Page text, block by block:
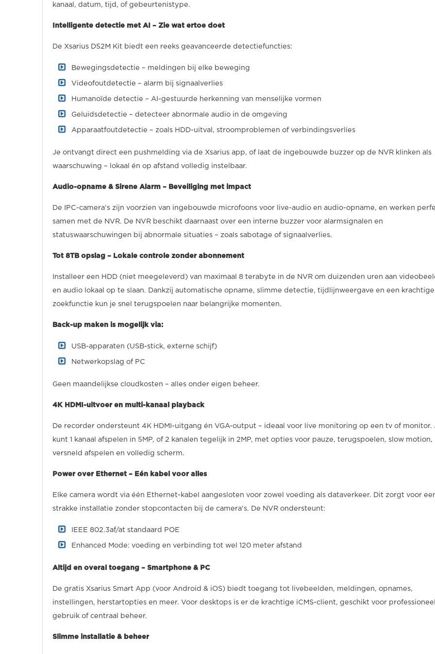
kanaal, datum, tijd, of gebeurtenistype.
Intelligente detectie met AI – Zie wat ertoe doet
De Xsarius D52M Kit biedt een reeks geavanceerde detectiefuncties:
Bewegingsdetectie – meldingen bij elke beweging
Videofoutdetectie – alarm bij signaalverlies
Humanoïde detectie – AI-gestuurde herkenning van menselijke vormen
Geluidsdetectie – detecteer abnormale audio in de omgeving
Apparaatfoutdetectie – zoals HDD-uitval, stroomproblemen of verbindingsverlies
Je ontvangt direct een pushmelding via de Xsarius app, of laat de ingebouwde buzzer op de NVR klinken als
waarschuwing – lokaal én op afstand volledig instelbaar.
Audio-opname & Sirene Alarm – Beveiliging met impact
De IPC-camera’s zijn voorzien van ingebouwde microfoons voor live-audio en audio-opname, en werken
samen met de NVR. De NVR beschikt daarnaast over een interne buzzer voor alarmsignalen en
statuswaarschuwingen bij abnormale situaties – zoals sabotage of signaalverlies.
Tot 8TB opslag – Lokale controle zonder abonnement
Installeer een HDD (niet meegeleverd) van maximaal 8 terabyte in de NVR om duizenden uren aan
en audio lokaal op te slaan. Dankzij automatische opname, slimme detectie, tijdlijnweergave en een krachtige
zoekfunctie kun je snel terugspoelen naar belangrijke momenten.
Back-up maken is mogelijk via:
USB-apparaten (USB-stick, externe schijf)
Netwerkopslag of PC
Geen maandelijkse cloudkosten – alles onder eigen beheer.
4K HDMI-uitvoer en multi-kanaal playback
De recorder ondersteunt 4K HDMI-uitgang én VGA-output – ideaal voor live monitoring op een tv of monitor.
kunt 1 kanaal afspelen in 5MP, of 2 kanalen tegelijk in 2MP, met opties voor pauze, terugspoelen, slow motion,
versneld afspelen en volledig scherm.
Power over Ethernet – Eén kabel voor alles
Elke camera wordt via één Ethernet-kabel aangesloten voor zowel voeding als dataverkeer. Dit zorgt voor
strakke installatie zonder stopcontacten bij de camera's. De NVR ondersteunt:
IEEE 802.3af/at standaard POE
Enhanced Mode: voeding en verbinding tot wel 120 meter afstand
Altijd en overal toegang – Smartphone & PC
De gratis Xsarius Smart App (voor Android & iOS) biedt toegang tot livebeelden, meldingen, opnames,
instellingen, herstartopties en meer. Voor desktops is er de krachtige iCMS-client, geschikt voor
gebruik of centraal beheer.
Slimme installatie & beheer